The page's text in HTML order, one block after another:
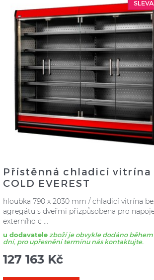
Přístěnná chladicí vitrína
COLD EVEREST
hloubka 790 x 2030 mm / chladicí vitrína
agregátu s dveřmi přizpůsobena pro
externího c ...
u dodavatele zboží je obvykle dodáno během
dní, pro upřesnění termínu nás kontaktujte.
127 163 Kč